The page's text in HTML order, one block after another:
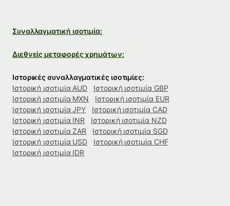
Συναλλαγματική ισοτιμία:
Διεθνείς μεταφορές χρημάτων:
Ιστορικές συναλλαγματικές ισοτιμίες:
Ιστορική ισοτιμία AUD
Ιστορική ισοτιμία GBP
Ιστορική ισοτιμία MXN
Ιστορική ισοτιμία EUR
Ιστορική ισοτιμία JPY
Ιστορική ισοτιμία CAD
Ιστορική ισοτιμία INR
Ιστορική ισοτιμία NZD
Ιστορική ισοτιμία ZAR
Ιστορική ισοτιμία SGD
Ιστορική ισοτιμία USD
Ιστορική ισοτιμία CHF
Ιστορική ισοτιμία IDR